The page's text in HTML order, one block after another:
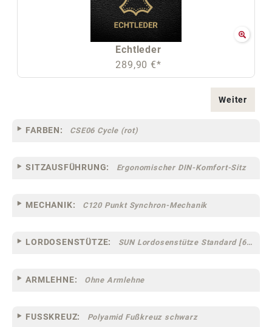
Echtleder
289,90 €*
Weiter
FARBEN: CSE06 Cycle (rot)
SITZAUSFÜHRUNG: Ergonomischer DIN-Komfort-Sitz
MECHANIK: C120 Punkt Synchron-Mechanik
LORDOSENSTÜTZE: SUN Lordosenstütze Standard [67]
ARMLEHNE: Ohne Armlehne
FUSSKREUZ: Polyamid Fußkreuz schwarz